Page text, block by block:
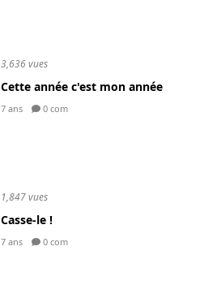
3,636 vues
Cette année c'est mon année
7 ans 0 com
1,847 vues
Casse-le !
7 ans 0 com